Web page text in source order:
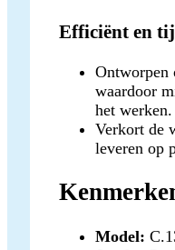
Efficiënt en
Ontworpen
waardoor
het werken.
Verkort de
leveren op
Model: